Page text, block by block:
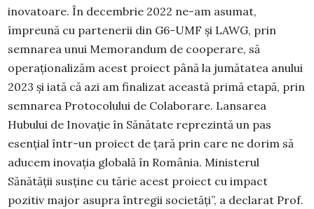
inovatoare. În decembrie 2022 ne-am asumat,
împreună cu partenerii din G6-UMF și LAWG, prin
semnarea unui Memorandum de cooperare, să
operaționalizăm acest proiect până la jumătatea anului
2023 și iată că azi am finalizat această primă etapă, prin
semnarea Protocolului de Colaborare. Lansarea
Hubului de Inovație în Sănătate reprezintă un pas
esențial într-un proiect de țară prin care ne dorim să
aducem inovația globală în România. Ministerul
Sănătății susține cu tărie acest proiect cu impact
pozitiv major asupra întregii societăți”, a declarat Prof.